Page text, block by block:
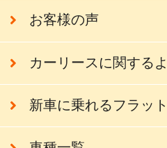
お客様の声
カーリースに関する
新車に乗れるフラッ